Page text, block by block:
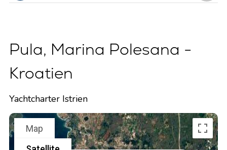
Pula, Marina Polesana -
Kroatien
Yachtcharter Istrien
Map